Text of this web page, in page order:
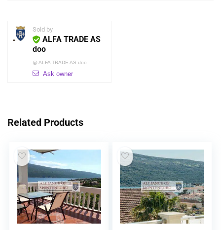
Sold by
ALFA TRADE AS
doo
@ ALFA TRADE AS doo
Ask owner
Related Products